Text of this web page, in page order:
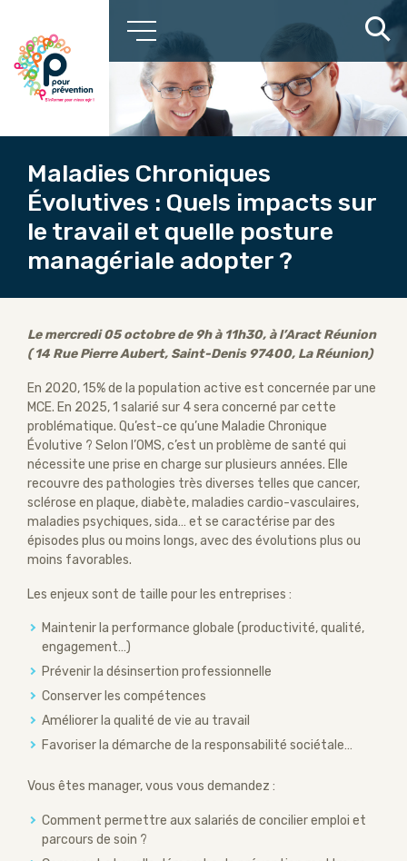
Maladies Chroniques
Évolutives : Quels impacts sur
le travail et quelle posture
managériale adopter ?
Le mercredi 05 octobre de 9h à 11h30, à l’Aract Réunion
( 14 Rue Pierre Aubert, Saint-Denis 97400, La Réunion)
En 2020, 15% de la population active est concernée par une
MCE. En 2025, 1 salarié sur 4 sera concerné par cette
problématique. Qu’est-ce qu’une Maladie Chronique
Évolutive ? Selon l’OMS, c’est un problème de santé qui
nécessite une prise en charge sur plusieurs années. Elle
recouvre des pathologies très diverses telles que cancer,
sclérose en plaque, diabète, maladies cardio-vasculaires,
maladies psychiques, sida… et se caractérise par des
épisodes plus ou moins longs, avec des évolutions plus ou
moins favorables.
Les enjeux sont de taille pour les entreprises :
Maintenir la performance globale (productivité, qualité,
engagement…)
Prévenir la désinsertion professionnelle
Conserver les compétences
Améliorer la qualité de vie au travail
Favoriser la démarche de la responsabilité sociétale…
Vous êtes manager, vous vous demandez :
Comment permettre aux salariés de concilier emploi et
parcours de soin ?